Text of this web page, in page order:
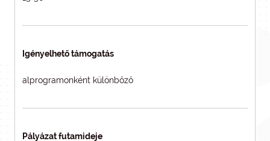
Igényelhető támogatás
alprogramonként különbőző
Pályázat futamideje